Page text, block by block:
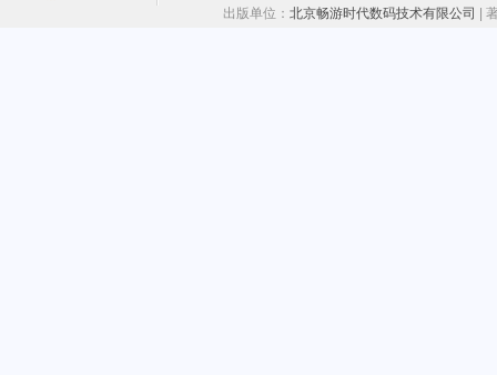
出版单位： 北京畅游时代数码技术有限公司 |